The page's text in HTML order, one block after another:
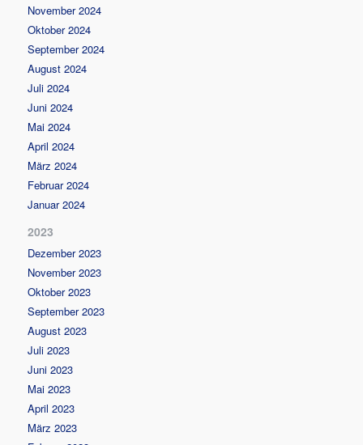
November 2024
Oktober 2024
September 2024
August 2024
Juli 2024
Juni 2024
Mai 2024
April 2024
März 2024
Februar 2024
Januar 2024
2023
Dezember 2023
November 2023
Oktober 2023
September 2023
August 2023
Juli 2023
Juni 2023
Mai 2023
April 2023
März 2023